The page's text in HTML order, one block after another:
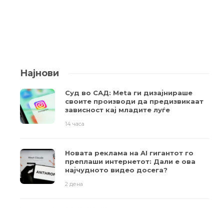
Најнови
Суд во САД: Meta ги дизајнираше
своите производи да предизвикаат
зависност кај младите луѓе
14 часа
Новата реклама на AI гигантот го
преплаши интернетот: Дали е ова
најчудното видео досега?
2 дена